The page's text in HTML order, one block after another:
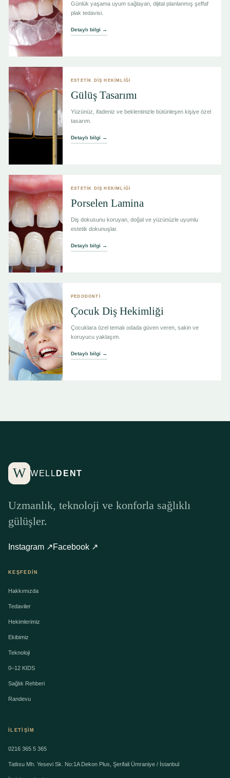
Günlük yaşama uyum sağlayan, dijital planlanmış şeffaf
plak tedavisi.
Detaylı bilgi →
ESTETİK DİŞ HEKİMLİĞİ
Gülüş Tasarımı
Yüzünüz, ifadeniz ve beklentinizle bütünleşen kişiye özel
tasarım.
Detaylı bilgi →
ESTETİK DİŞ HEKİMLİĞİ
Porselen Lamina
Diş dokusunu koruyan, doğal ve yüzünüzle uyumlu
estetik dokunuşlar.
Detaylı bilgi →
PEDODONTİ
Çocuk Diş Hekimliği
Çocuklara özel temalı odada güven veren, sakin ve
koruyucu yaklaşım.
Detaylı bilgi →
W WELL DENT
Uzmanlık, teknoloji ve konforla sağlıklı
gülüşler.
Instagram ↗Facebook ↗
KEŞFEDIN
Hakkımızda
Tedaviler
Hekimlerimiz
Ekibimiz
Teknoloji
0–12 KIDS
Sağlık Rehberi
Randevu
İLETIŞIM
0216 365 5 365
Tatlısu Mh. Yesevi Sk. No:1A Dekon Plus, Şerifali Ümraniye / İstanbul